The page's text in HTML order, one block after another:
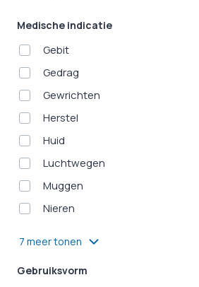
Biologisch voer
Vegetarisch voer
Graanvrij voer
Glutenvrij voer
Biologisch voer
Graanvrij voer
Glutenvrij voer
Snacks
Medicijnen en Supplementen
Medische indicatie
Gebit
Gedrag
Gewrichten
Herstel
Huid
Luchtwegen
Muggen
Nieren
7 meer tonen
Gebruiksvorm